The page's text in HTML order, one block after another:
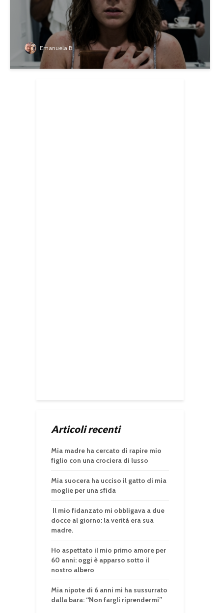
Emanuela B.
Articoli recenti
Mia madre ha cercato di rapire mio
figlio con una crociera di lusso
Mia suocera ha ucciso il gatto di mia
moglie per una sfida
Il mio fidanzato mi obbligava a due
docce al giorno: la verità era sua
madre.
Ho aspettato il mio primo amore per
60 anni: oggi è apparso sotto il
nostro albero
Mia nipote di 6 anni mi ha sussurrato
dalla bara: “Non fargli riprendermi”